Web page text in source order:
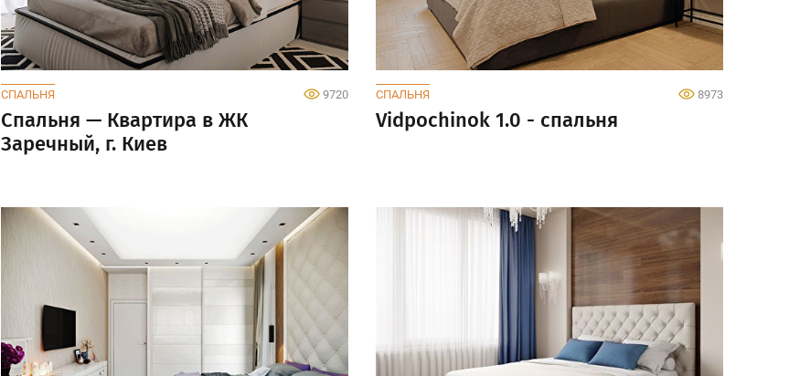
СПАЛЬНЯ 9720
Спальня — Квартира в ЖК
Заречный, г. Киев
СПАЛЬНЯ 8973
Vidpochinok 1.0 - спальня